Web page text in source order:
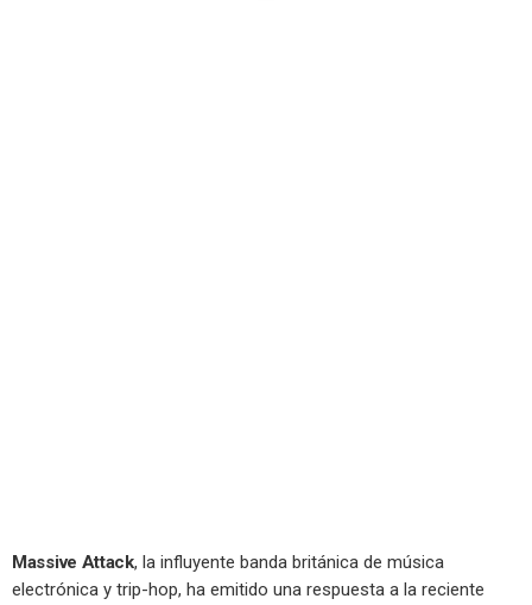
Massive Attack, la influyente banda británica de música
electrónica y trip-hop, ha emitido una respuesta a la reciente